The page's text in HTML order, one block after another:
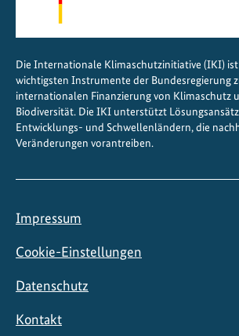
Die Internationale Klimaschutzinitiative (IKI)
wichtigsten Instrumente der Bundesregierung
internationalen Finanzierung von Klimaschutz
Biodiversität. Die IKI unterstützt
Entwicklungs- und Schwellenländern, die
Veränderungen vorantreiben.
Impressum
Cookie-Einstellungen
Datenschutz
Kontakt